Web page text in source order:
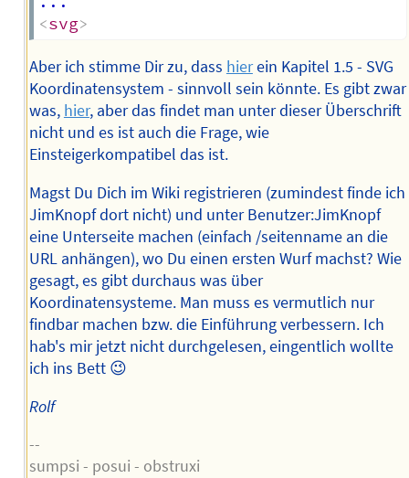
<svg>
Aber ich stimme Dir zu, dass hierein Kapitel 1.5 - SVG
Koordinatensystem - sinnvoll sein könnte. Es gibt zwar
was, hier, aber das findet man unter dieser Überschrift
nicht und es ist auch die Frage, wie
Einsteigerkompatibel das ist.
Magst Du Dich im Wiki registrieren (zumindest finde ich
JimKnopf dort nicht) und unter Benutzer:JimKnopf
eine Unterseite machen (einfach /seitenname an die
URL anhängen), wo Du einen ersten Wurf machst? Wie
gesagt, es gibt durchaus was über
Koordinatensysteme. Man muss es vermutlich nur
findbar machen bzw. die Einführung verbessern. Ich
hab's mir jetzt nicht durchgelesen, eingentlich wollte
ich ins Bett 😉
Rolf
--
sumpsi - posui - obstruxi